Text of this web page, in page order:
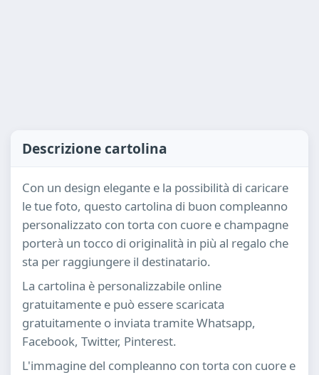
Descrizione cartolina
Con un design elegante e la possibilità di caricare
le tue foto, questo cartolina di buon compleanno
personalizzato con torta con cuore e champagne
porterà un tocco di originalità in più al regalo che
sta per raggiungere il destinatario.
La cartolina è personalizzabile online
gratuitamente e può essere scaricata
gratuitamente o inviata tramite Whatsapp,
Facebook, Twitter, Pinterest.
L'immagine del compleanno con torta con cuore e